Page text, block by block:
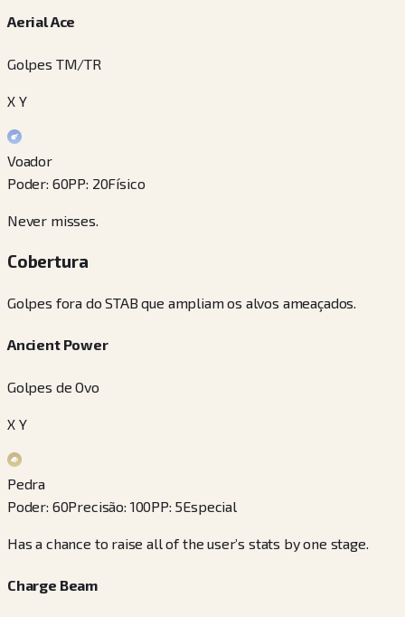
Aerial Ace
Golpes TM/TR
X Y
Voador
Poder: 60PP: 20Físico
Never misses.
Cobertura
Golpes fora do STAB que ampliam os alvos ameaçados.
Ancient Power
Golpes de Ovo
X Y
Pedra
Poder: 60Precisão: 100PP: 5Especial
Has a chance to raise all of the user’s stats by one stage.
Charge Beam